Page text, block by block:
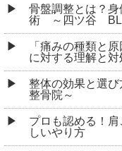
骨盤調整とは？
術 ～四ツ谷
「痛みの種類と
に対する理解と対
整体の効果と選
整骨院～
プロも認める！
しいやり方